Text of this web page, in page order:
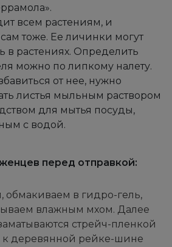
всем растениям, и
тоже. Ее личинки могут
в растениях. Определить
можно по липкому налету.
от нее, нужно
листья мыльным раствором
для мытья посуды,
с водой.
перед отправкой:
обмакиваем в гидро-гель,
влажным мхом. Далее
стрейч-пленкой
к деревянной рейке-шине